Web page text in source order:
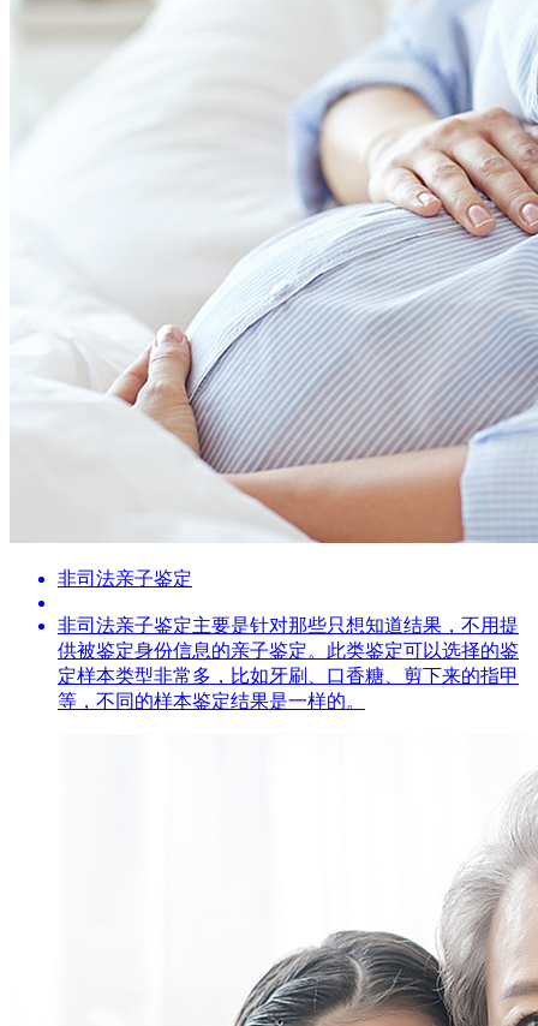
非司法亲子鉴定
非司法亲子鉴定主要是针对那些只想知道结果，不用提
供被鉴定身份信息的亲子鉴定。此类鉴定可以选择的鉴
定样本类型非常多，比如牙刷、口香糖、剪下来的指甲
等，不同的样本鉴定结果是一样的。